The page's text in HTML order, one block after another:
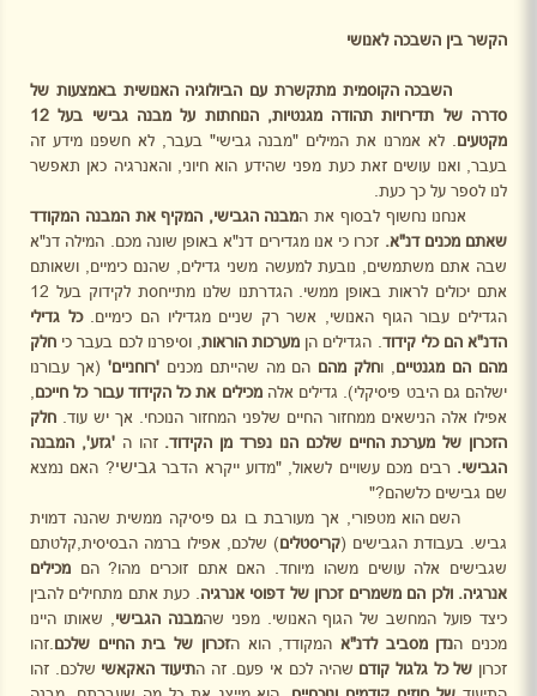
הקשר בין השבכה לאנושי
השבכה הקוסמית מתקשרת עם הביולוגיה האנושית באמצעות של
סדרה של תדירויות תהודה
מגנטיות, הנוחתות על מבנה גבישי בעל 12
מקטעים . לא אמרנו את המילים "מבנה גבישי" בעבר, לא חשפנו מידע זה
בעבר, ואנו עושים זאת כעת מפני שהידע הוא חיוני, והאנרגיה כאן תאפשר
לנו לספר על כך כעת.
אנחנו נחשוף לבסוף את המבנה הגבישי, המקיף את המבנה המקודד
שאתם מכנים דנ"א. זכרו כי אנו מגדירים דנ"א באופן שונה מכם. המילה דנ"א
שבה אתם משתמשים, נובעת למעשה משני גדילים, שהנם כימיים, ושאותם
אתם יכולים לראות באופן ממשי. הגדרתנו שלנו מתייחסת לקידוק בעל 12
הגדילים עבור הגוף האנושי, אשר רק שניים מגדיליו הם כימיים.כל גדילי
הדנ"א הם כלי קידוד . הגדילים הן מערכות הוראות , וסיפרנו לכם בעבר כי חלק
מהם הם מגנטיים , וחלק מהם הם מה שהייתם מכנים'רוחניים' (אך עבורנו
ישלהם גם היבט פיסיקלי). גדילים אלהמכילים את כל הקידוד עבור כל חייכם
אפילו אלה הנישאים ממחזור החיים שלפני המחזור הנוכחי. אך יש עוד. חלק
הזכרון של מערכת החיים שלכם הנו נפרד מן הקידוד.זהו ה 'גזע', המבנה
הגבישי. רבים מכם עשויים לשאול, "מדוע ייקרא הדברגבישי? האם נמצא
שם גבישים כלשהם?"
השם הוא מטפורי, אך מעורבת בו גם פיסיקה ממשית שהנה דמוית
גביש. בעבודת הגבישים (קריסטלים) שלכם, אפילו ברמה הבסיסית,קלטתם
שגבישים אלה עושים משהו מיוחד. האם אתם זוכרים מהו? הם מכילים
אנרגיה. ולכן הם משמרים זכרון של דפוסי אנרגיה . כעת אתם מתחילים להבין
כיצד פועל המחשב של הגוף האנושי. מפני שהמבנה הגבישי , שאותו היינו
מכנים הנדן מסביב לדנ"א המקודד, הוא הזכרון של בית החיים שלכם .זהו
זכרון של כל גלגול קודם שהיה לכם אי פעם. זה התיעוד האקאשי שלכם. זהו